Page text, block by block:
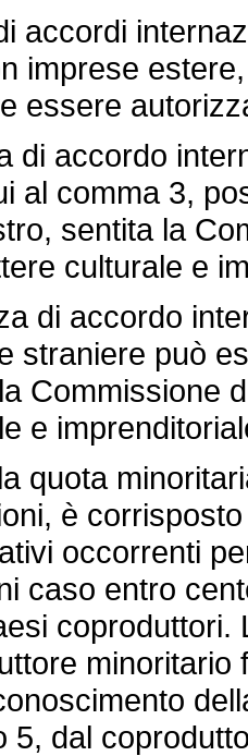
imprese
essere
accordo
al comma 3,
sentita la
culturale e
di accordo
straniere può
Commissione
e
è
occorrenti
caso entro
5, dal